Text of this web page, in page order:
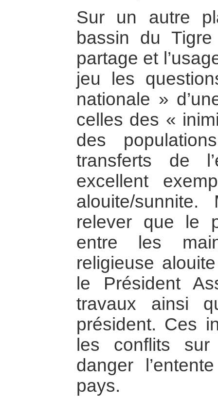
Sur un autre
bassin du
partage et
jeu les
nationale »
celles des «
des
transferts de
excellent
alouite/
relever que le
entre les
religieuse
le Président
travaux ainsi
président. Ces
les conflits
danger
pays.